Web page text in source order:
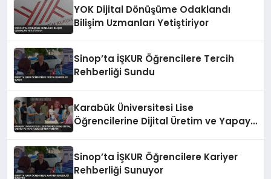
YOK Dijital Dönüşüme Odaklandı
Bilişim Uzmanları Yetiştiriyor
Sinop’ta İŞKUR Öğrencilere Tercih
Rehberliği Sundu
Karabük Üniversitesi Lise
Öğrencilerine Dijital Üretim ve Yapay
Sinop’ta İŞKUR Öğrencilere Kariyer
Rehberliği Sunuyor